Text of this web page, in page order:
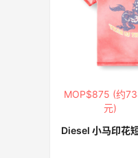
MOP$875 (约
元)
Diesel 小马印花
最高
最高
510人